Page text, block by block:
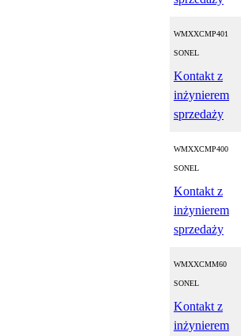
WMXXCMP401
SONEL
Kontakt z
inżynierem
sprzedaży
WMXXCMP400
SONEL
Kontakt z
inżynierem
sprzedaży
WMXXCMM60
SONEL
Kontakt z
inżynierem